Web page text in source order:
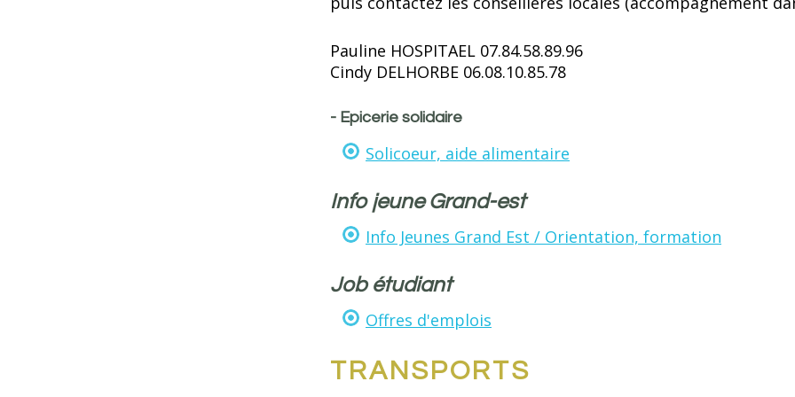
Pauline HOSPITAEL 07.84.58.89.96
Cindy DELHORBE 06.08.10.85.78
- Epicerie solidaire
Solicoeur, aide alimentaire
Info jeune Grand-est
Info Jeunes Grand Est / Orientation, formation
Job étudiant
Offres d'emplois
TRANSPORTS